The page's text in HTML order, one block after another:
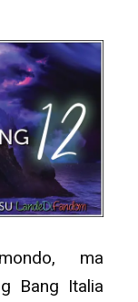
ma
Bang Italia